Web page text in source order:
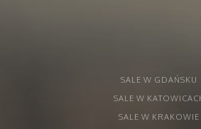
SALE W GDAŃSKU
SALE W
SALE W KRAKOWIE